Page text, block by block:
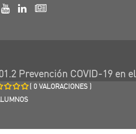
Prevención COVID-19 en
( 0 VALORACIONES )